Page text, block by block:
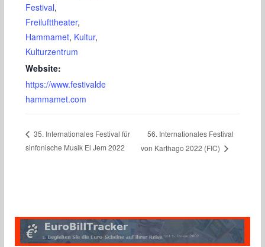
Festival,
Freilufttheater,
Hammamet, Kultur,
Kulturzentrum
Website:
https://www.festivalde
hammamet.com
35. Internationales Festival für
sinfonische Musik El Jem 2022
56. Internationales Festival
von Karthago 2022 (FIC)